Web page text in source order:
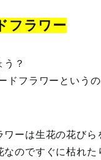
フラワー
う？
ドフラワーという
ワーは生花の花びら
なのですぐに枯れた